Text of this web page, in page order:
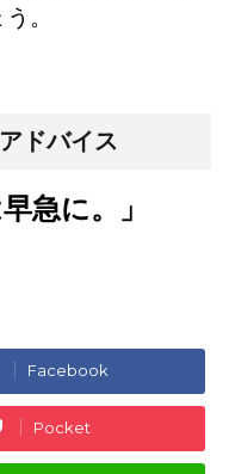
。
ドバイス
急に。」
Facebook
Pocket